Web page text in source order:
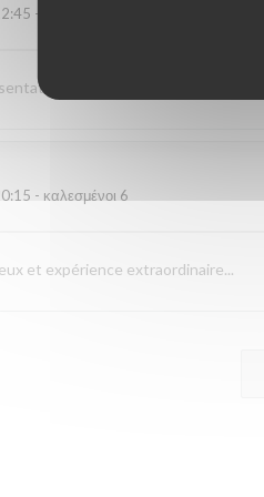
- καλεσμένοι 3
dans les assiettes et saveur
- καλεσμένοι 6
et expérience extraordinaire...